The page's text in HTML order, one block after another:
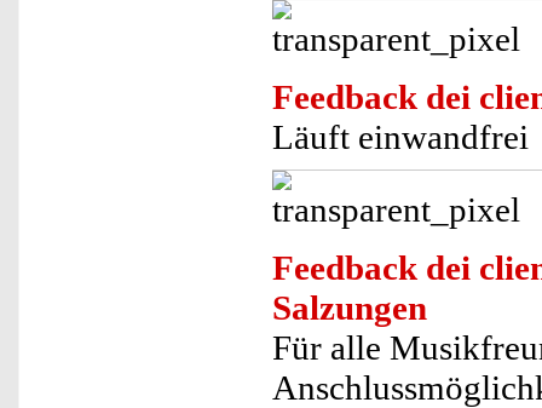
Feedback dei
Läuft einwandfrei
Feedback dei
Salzungen
Für alle